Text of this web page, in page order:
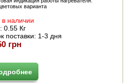
варианта
в наличии
0.55 Кг
поставки: 1-3 дня
грн